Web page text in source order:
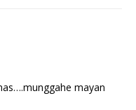
mayan